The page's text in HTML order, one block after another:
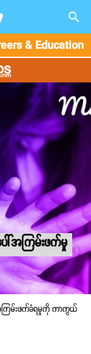
search
& Education
ါ်အကြမ်းဖက်မှု
ကြမ်းဖက်ခံရမှုကို ကာကွယ်